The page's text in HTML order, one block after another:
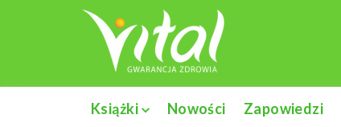
Książki Nowości Zapowiedzi